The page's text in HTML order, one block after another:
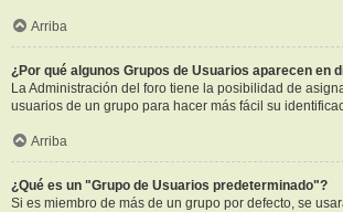
Arriba
¿Por qué algunos Grupos de Usuarios aparecen en
La Administración del foro tiene la posibilidad de
usuarios de un grupo para hacer más fácil su
Arriba
¿Qué es un "Grupo de Usuarios predeterminado"?
Si es miembro de más de un grupo por defecto, se